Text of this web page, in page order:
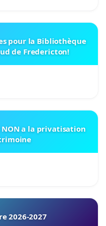
pour la Bibliothèque
de Fredericton!
NON a la privatisation
2026-2027